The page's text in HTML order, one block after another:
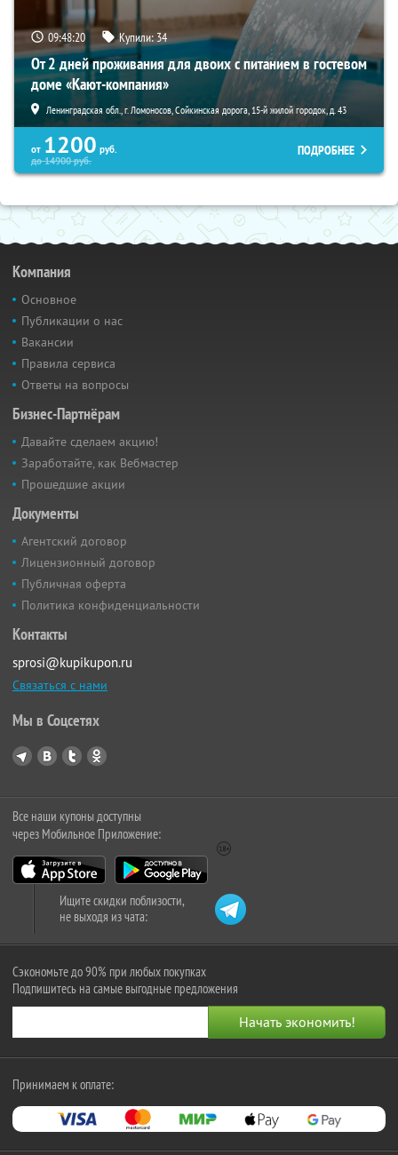
09:48:19 Купили:34
От 2 дней проживания для двоих с питанием в гостевом
доме «Кают-компания»
Ленинградская обл., г. Ломоносов, Сойкинская дорога, 15-й жилой городок, д. 43
от 1200 руб.
до14900руб.
ПОДРОБНЕЕ
Компания
Основное
Публикации о нас
Вакансии
Правила сервиса
Ответы на вопросы
Бизнес-Партнёрам
Давайте сделаем акцию!
Заработайте, как Вебмастер
Прошедшие акции
Документы
Агентский договор
Лицензионный договор
Публичная оферта
Политика конфиденциальности
Контакты
sprosi@kupikupon.ru
Связаться с нами
Мы в Соцсетях
Все наши купоны доступны
через Мобильное Приложение:
Ищите скидки поблизости,
не выходя из чата:
Сэкономьте до 90% при любых покупках
Подпишитесь на самые выгодные предложения
Принимаем к оплате: